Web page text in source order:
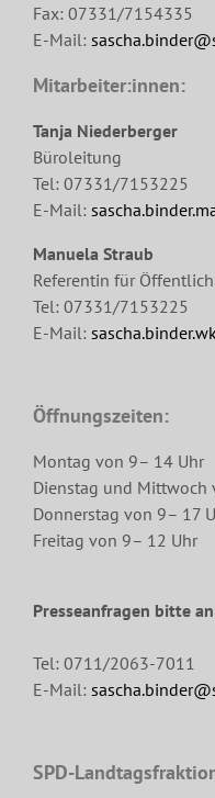
Fax: 07331/7154335
E-Mail:
Mitarbeiter:innen:
Tanja Niederberger
Büroleitung
Tel: 07331/7153225
E-Mail:
Manuela Straub
Referentin für
Tel: 07331/7153225
E-Mail:
Öffnungszeiten:
Montag von 9– 14 Uhr
Dienstag und Mittwoch
Donnerstag von 9– 17
Freitag von 9– 12 Uhr
Presseanfragen bitte
Tel: 0711/2063-7011
E-Mail:
SPD-